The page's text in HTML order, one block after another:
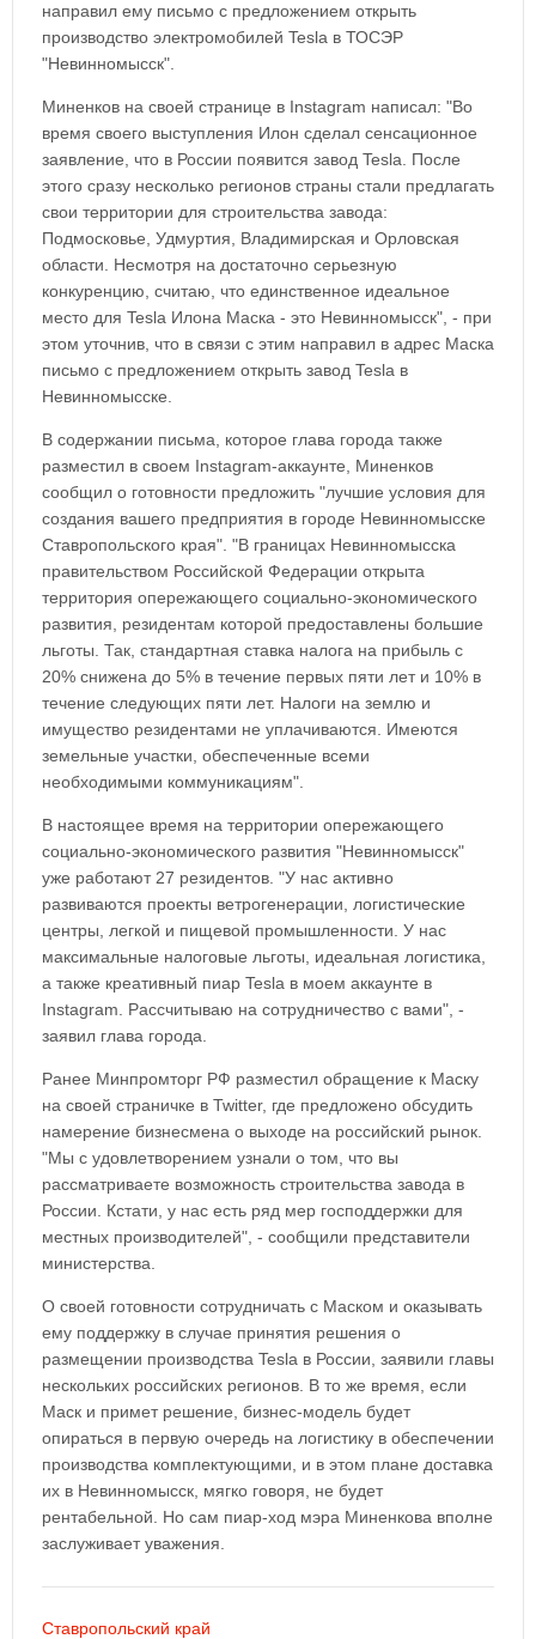
направил ему письмо с предложением открыть
производство электромобилей Tesla в ТОСЭР
"Невинномысск".
Миненков на своей странице в Instagram написал: "Во
время своего выступления Илон сделал сенсационное
заявление, что в России появится завод Tesla. После
этого сразу несколько регионов страны стали предлагать
свои территории для строительства завода:
Подмосковье, Удмуртия, Владимирская и Орловская
области. Несмотря на достаточно серьезную
конкуренцию, считаю, что единственное идеальное
место для Tesla Илона Маска - это Невинномысск", - при
этом уточнив, что в связи с этим направил в адрес Маска
письмо с предложением открыть завод Tesla в
Невинномысске.
В содержании письма, которое глава города также
разместил в своем Instagram-аккаунте, Миненков
сообщил о готовности предложить "лучшие условия для
создания вашего предприятия в городе Невинномысске
Ставропольского края". "В границах Невинномысска
правительством Российской Федерации открыта
территория опережающего социально-экономического
развития, резидентам которой предоставлены большие
льготы. Так, стандартная ставка налога на прибыль с
20% снижена до 5% в течение первых пяти лет и 10% в
течение следующих пяти лет. Налоги на землю и
имущество резидентами не уплачиваются. Имеются
земельные участки, обеспеченные всеми
необходимыми коммуникациям".
В настоящее время на территории опережающего
социально-экономического развития "Невинномысск"
уже работают 27 резидентов. "У нас активно
развиваются проекты ветрогенерации, логистические
центры, легкой и пищевой промышленности. У нас
максимальные налоговые льготы, идеальная логистика,
а также креативный пиар Tesla в моем аккаунте в
Instagram. Рассчитываю на сотрудничество с вами", -
заявил глава города.
Ранее Минпромторг РФ разместил обращение к Маску
на своей страничке в Twitter, где предложено обсудить
намерение бизнесмена о выходе на российский рынок.
"Мы с удовлетворением узнали о том, что вы
рассматриваете возможность строительства завода в
России. Кстати, у нас есть ряд мер господдержки для
местных производителей", - сообщили представители
министерства.
О своей готовности сотрудничать с Маском и оказывать
ему поддержку в случае принятия решения о
размещении производства Tesla в России, заявили главы
нескольких российских регионов. В то же время, если
Маск и примет решение, бизнес-модель будет
опираться в первую очередь на логистику в обеспечении
производства комплектующими, и в этом плане доставка
их в Невинномысск, мягко говоря, не будет
рентабельной. Но сам пиар-ход мэра Миненкова вполне
заслуживает уважения.
Ставропольский край